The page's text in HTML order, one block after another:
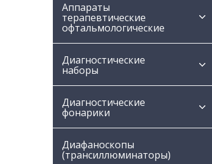
Аппараты
терапевтические
офтальмологические
Диагностические
наборы
Диагностические
фонарики
Диафаноскопы
(трансиллюминаторы)